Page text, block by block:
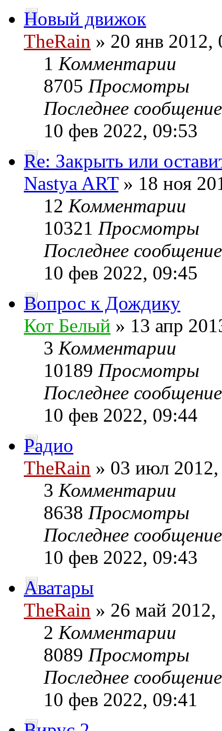
Новый движок
TheRain » 20 янв 2012,
1 Комментарии
8705 Просмотры
Последнее
10 фев 2022, 09:53
Re: Закрыть или
Nastya ART» 18 ноя
12 Комментарии
10321 Просмотры
Последнее
10 фев 2022, 09:45
Вопрос к Дождику
Кот Белый » 13 апр
3 Комментарии
10189 Просмотры
Последнее
10 фев 2022, 09:44
Радио
TheRain » 03 июл
3 Комментарии
8638 Просмотры
Последнее
10 фев 2022, 09:43
Аватары
TheRain » 26 май 2012,
2 Комментарии
8089 Просмотры
Последнее
10 фев 2022, 09:41